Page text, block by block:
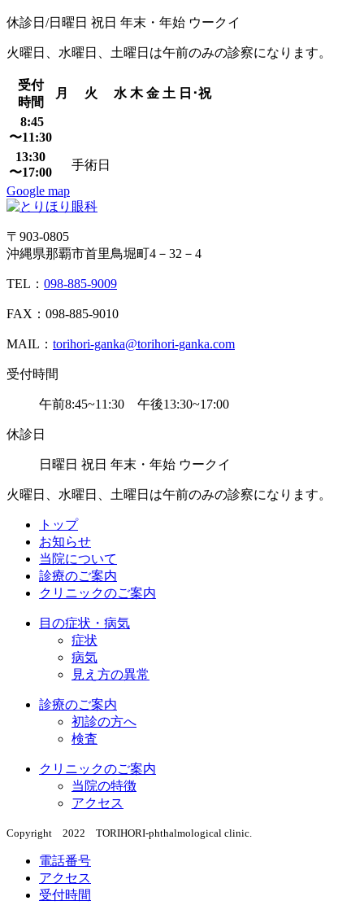
休診日/日曜日 祝日 年末・年始 ウークイ
火曜日、水曜日、土曜日は午前のみの診察になります。
受付
時間
月 火 水 木 金 土 日･祝
8:45
〜11:30
13:30
〜17:00
手術日
Google map
〒903-0805
沖縄県那覇市首里鳥堀町4－32－4
TEL： 098-885-9009
FAX：098-885-9010
MAIL： torihori-ganka@torihori-ganka.com
受付時間
午前8:45~11:30 午後13:30~17:00
休診日
日曜日 祝日 年末・年始 ウークイ
火曜日、水曜日、土曜日は午前のみの診察になります。
トップ
お知らせ
当院について
診療のご案内
クリニックのご案内
目の症状・病気
症状
病気
見え方の異常
診療のご案内
初診の方へ
検査
クリニックのご案内
当院の特徴
アクセス
Copyright 2022 TORIHORI-phthalmological clinic.
電話番号
アクセス
受付時間